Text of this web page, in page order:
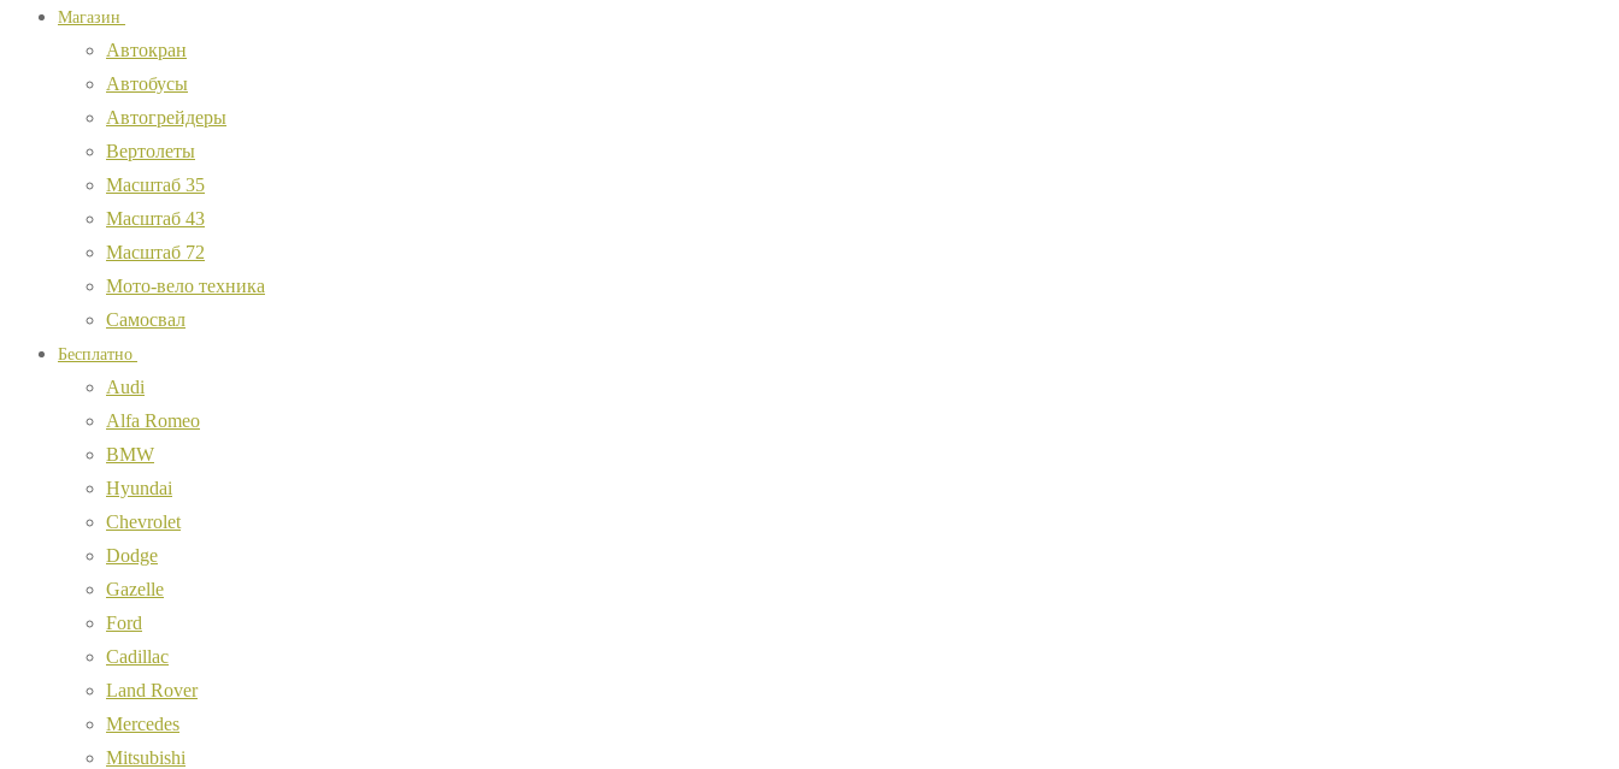
Магазин
Автокран
Автобусы
Автогрейдеры
Вертолеты
Масштаб 35
Масштаб 43
Масштаб 72
Мото-вело техника
Самосвал
Бесплатно
Audi
Alfa Romeo
BMW
Hyundai
Chevrolet
Dodge
Gazelle
Ford
Cadillac
Land Rover
Mercedes
Mitsubishi